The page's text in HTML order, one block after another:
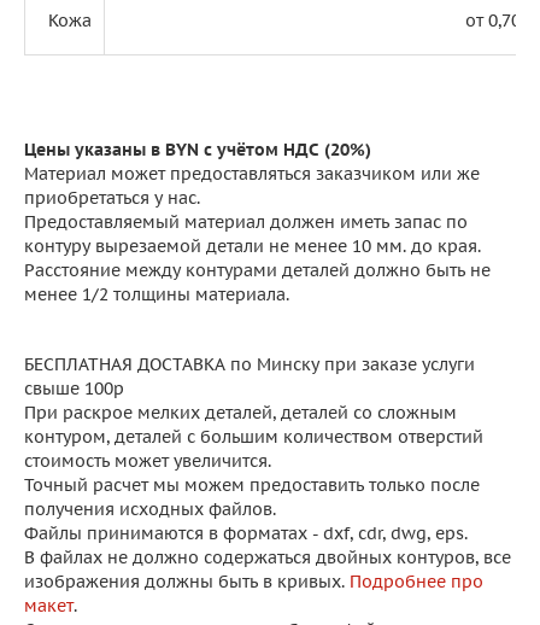
Кожа от 0,70
Цены указаны в BYN с учётом НДС (20%)
Материал может предоставляться заказчиком или же
приобретаться у нас.
Предоставляемый материал должен иметь запас по
контуру вырезаемой детали не менее 10 мм. до края.
Расстояние между контурами деталей должно быть не
менее 1/2 толщины материала.
БЕСПЛАТНАЯ ДОСТАВКА по Минску при заказе услуги
свыше 100р
При раскрое мелких деталей, деталей со сложным
контуром, деталей с большим количеством отверстий
стоимость может увеличится.
Точный расчет мы можем предоставить только после
получения исходных файлов.
Файлы принимаются в форматах - dxf, cdr, dwg, eps.
В файлах не должно содержаться двойных контуров, все
изображения должны быть в кривых. Подробнее про
макет.